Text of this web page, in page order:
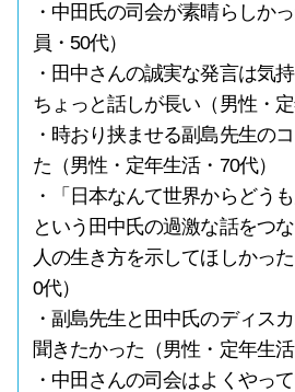
・中田氏の司会が素晴らしか
員・50代）
・田中さんの誠実な発言は気
ちょっと話しが長い（男性・定
・時おり挟ませる副島先生の
た（男性・定年生活・70代）
・「日本なんて世界からどう
という田中氏の過激な話をつ
人の生き方を示してほしかっ
0代）
・副島先生と田中氏のディス
聞きたかった（男性・定年生活
・中田さんの司会はよくやっ